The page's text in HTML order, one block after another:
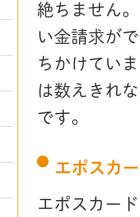
絶ちません
い金請求が
ちかけてい
は数えきれ
です。
エポスカ
エポスカー